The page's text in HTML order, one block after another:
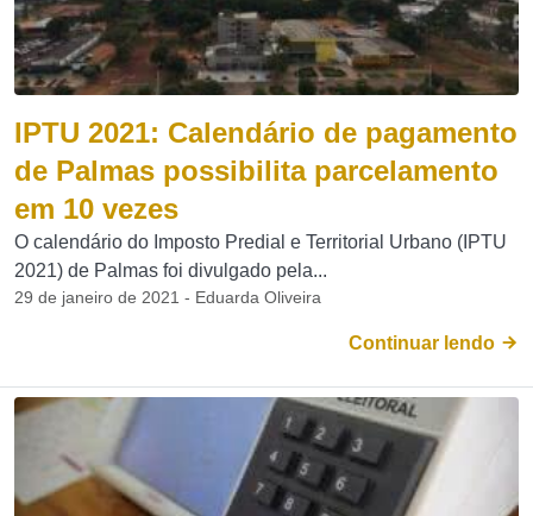
IPTU 2021: Calendário de pagamento
de Palmas possibilita parcelamento
em 10 vezes
O calendário do Imposto Predial e Territorial Urbano (IPTU
2021) de Palmas foi divulgado pela...
29 de janeiro de 2021 - Eduarda Oliveira
Continuar lendo